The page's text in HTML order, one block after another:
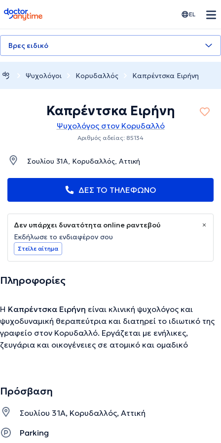
doctoranytime EL
Βρες ειδικό
Ψυχολόγοι Κορυδαλλός Καπρέντσκα Ειρήνη
Καπρέντσκα Ειρήνη
Ψυχολόγος στον Κορυδαλλό
Αριθμός αδείας: 85134
Σουλίου 31Α, Κορυδαλλός, Αττική
ΔΕΣ ΤΟ ΤΗΛΕΦΩΝΟ
Δεν υπάρχει δυνατότητα online ραντεβού
Εκδήλωσε το ενδιαφέρον σου
Στείλε αίτημα
Πληροφορίες
Η Καπρέντσκα Ειρήνη είναι κλινική ψυχολόγος και
ψυχοδυναμική θεραπεύτρια και διατηρεί το ιδιωτικό της
γραφείο στον Κορυδαλλό. Εργάζεται με ενήλικες,
ζευγάρια και οικογένειες σε ατομικό και ομαδικό
ξεκινάει το ταξίδι της προσωπικής αναζήτησης μέσω της
ταξίδι με βοήθησε να ορίσω τους στόχους της ζωής μου,
να ξεκαθαρίσω τι ακριβώς θέλω από τη ζωή και να βρω τη
δύναμη να κυνηγήσω αυτά που ονειρεύομαι. Σε
Πρόσβαση
Σουλίου 31Α, Κορυδαλλός, Αττική
Parking